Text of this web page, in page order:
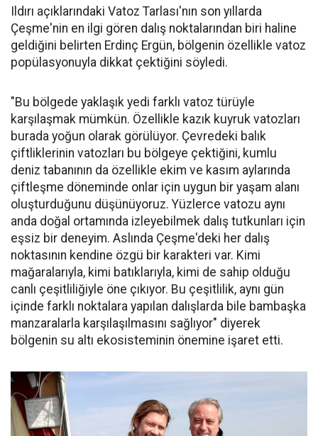
Ildırı açıklarındaki Vatoz Tarlası'nın son yıllarda
Çeşme'nin en ilgi gören dalış noktalarından biri haline
geldiğini belirten Erdinç Ergün, bölgenin özellikle vatoz
popülasyonuyla dikkat çektiğini söyledi.
"Bu bölgede yaklaşık yedi farklı vatoz türüyle
karşılaşmak mümkün. Özellikle kazık kuyruk vatozları
burada yoğun olarak görülüyor. Çevredeki balık
çiftliklerinin vatozları bu bölgeye çektiğini, kumlu
deniz tabanının da özellikle ekim ve kasım aylarında
çiftleşme döneminde onlar için uygun bir yaşam alanı
oluşturduğunu düşünüyoruz. Yüzlerce vatozu aynı
anda doğal ortamında izleyebilmek dalış tutkunları için
eşsiz bir deneyim. Aslında Çeşme'deki her dalış
noktasının kendine özgü bir karakteri var. Kimi
mağaralarıyla, kimi batıklarıyla, kimi de sahip olduğu
canlı çeşitliliğiyle öne çıkıyor. Bu çeşitlilik, aynı gün
içinde farklı noktalara yapılan dalışlarda bile bambaşka
manzaralarla karşılaşılmasını sağlıyor" diyerek
bölgenin su altı ekosisteminin önemine işaret etti.